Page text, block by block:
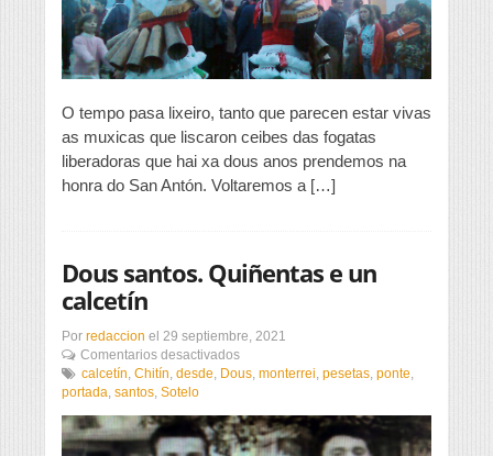
O tempo pasa lixeiro, tanto que parecen estar vivas
as muxicas que liscaron ceibes das fogatas
liberadoras que hai xa dous anos prendemos na
honra do San Antón. Voltaremos a […]
Dous santos. Quiñentas e un
calcetín
Por redaccion el 29 septiembre, 2021
Comentarios desactivadosen
Dous
e
un
calcetín, Chitín, desde, Dous, monterrei, pesetas, ponte,
portada, santos, Sotelo